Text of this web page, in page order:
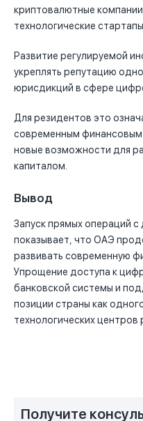
криптовалютные
технологические стартапы.
Развитие регулируемой
укреплять репутацию
юрисдикций в сфере
Для резидентов это
современным
новые возможности для
капиталом.
Вывод
Запуск прямых операций
показывает, что ОАЭ
развивать современную
Упрощение доступа к
банковской системы и
позиции страны как
технологических центров
Получите